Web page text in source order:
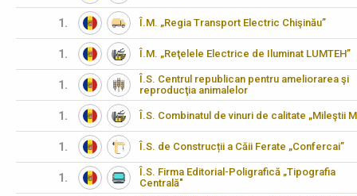
1. Î.M. „Regia Transport Electric Chişinău”
1. Î.M. „Reţelele Electrice de Iluminat LUMTEH”
1.
Î.S. Centrul republican pentru ameliorarea şi
reproducţia animalelor
1. Î.S. Combinatul de vinuri de calitate „Mileştii
1. Î.S. de Construcții a Căii Ferate „Confercai”
1.
Î.S. Firma Editorial-Poligrafică „Tipografia
Centrală"